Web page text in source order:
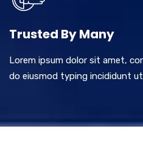
Trusted By Many
Lorem ipsum dolor sit amet,
do eiusmod typing incididunt